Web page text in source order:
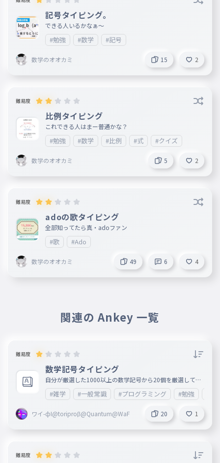
記号タイピング。
できる人いるかなぁ〜
#勉強 #数学 #記号
数学のオオカミ 15 2
難易度
比例タイピング
これできる人はまー普通かな？
#勉強 #数学 #比例 #式 #クイズ
数学のオオカミ 5 2
難易度
adoの歌タイピング
全部知ってたら真・adoファン
#歌 #Ado
数学のオオカミ 49 6 4
関連の Ankey 一覧
難易度
数学記号タイピング
自分が厳選した1000以上の数学記号から20個を厳選して選
びました！
#雑学 #一般常識 #プログラミング #勉強
ワイ-фI@toriproβ@Quantum@WaF 20 1
難易度